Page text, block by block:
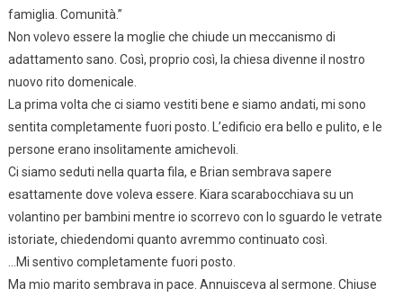
famiglia. Comunità.”
Non volevo essere la moglie che chiude un meccanismo di
adattamento sano. Così, proprio così, la chiesa divenne il nostro
nuovo rito domenicale.
La prima volta che ci siamo vestiti bene e siamo andati, mi sono
sentita completamente fuori posto. L’edificio era bello e pulito, e le
persone erano insolitamente amichevoli.
Ci siamo seduti nella quarta fila, e Brian sembrava sapere
esattamente dove voleva essere. Kiara scarabocchiava su un
volantino per bambini mentre io scorrevo con lo sguardo le vetrate
istoriate, chiedendomi quanto avremmo continuato così.
…Mi sentivo completamente fuori posto.
Ma mio marito sembrava in pace. Annuisceva al sermone. Chiuse